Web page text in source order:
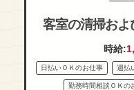
客室の清掃お
時給:
日払いＯＫのお仕事 週払
勤務時間相談ＯＫの